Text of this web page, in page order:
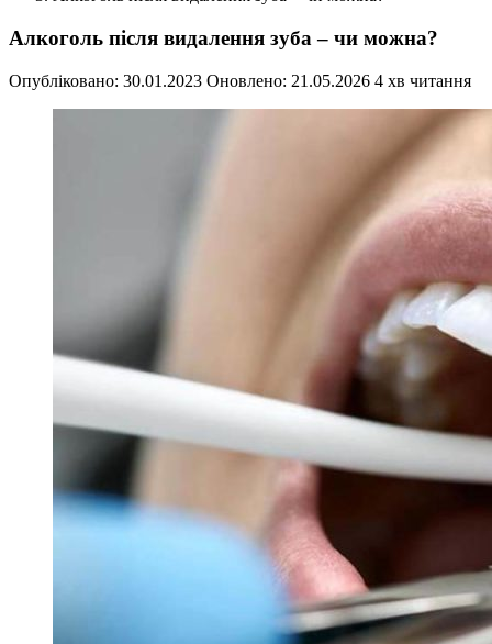
Алкоголь після видалення зуба – чи можна?
Опубліковано: 30.01.2023 Оновлено: 21.05.2026 4 хв читання